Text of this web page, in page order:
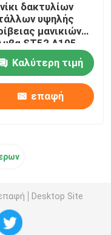
δακτυλίων
υψηλής
μανικιών
ST52 A105
Καλύτερη τιμή
επαφή
Desktop Site